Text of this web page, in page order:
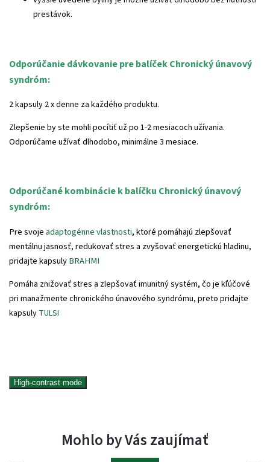
prestávok.
Odporúčanie dávkovanie pre balíček Chronický únavový
syndróm:
2 kapsuly 2 x denne za každého produktu.
Zlepšenie by ste mohli pocítiť už po 1-2 mesiacoch užívania.
Odporúčame užívať dlhodobo, minimálne 3 mesiace.
Odporúčané kombinácie k balíčku Chronický únavový
syndróm:
Pre svojeadaptogénne vlastnosti, ktoré pomáhajú zlepšovať
mentálnu jasnosť, redukovať stres a zvyšovať energetickú hladinu,
pridajte kapsulyBRAHMI
Pomáha znižovať stres a zlepšovať imunitný systém, čo je kľúčové
pri manažmente chronického únavového syndrómu, preto pridajte
kapsuly TULSI
High-contrast mode
Mohlo by Vás zaujímať